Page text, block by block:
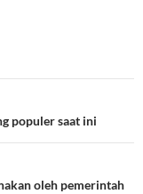
populer saat ini
oleh pemerintah